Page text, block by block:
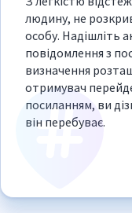
людину, не
особу. Надішліть
повідомлення з
визначення
отримувач
посиланням, ви
він перебуває.